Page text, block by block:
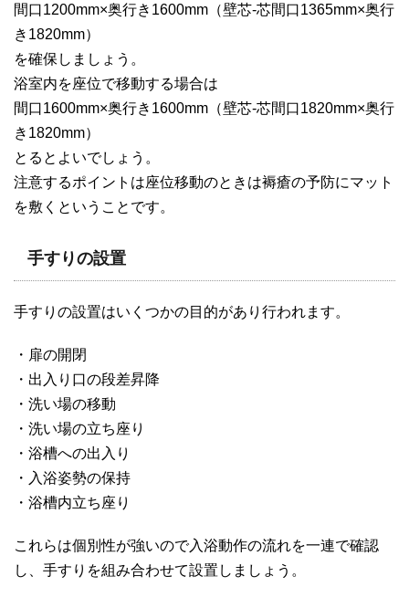
間口1200mm×奥行き1600mm（壁芯-芯間口1365mm×奥行
き1820mm）
を確保しましょう。
浴室内を座位で移動する場合は
間口1600mm×奥行き1600mm（壁芯-芯間口1820mm×奥行
き1820mm）
とるとよいでしょう。
注意するポイントは座位移動のときは褥瘡の予防にマット
を敷くということです。
手すりの設置
手すりの設置はいくつかの目的があり行われます。
・扉の開閉
・出入り口の段差昇降
・洗い場の移動
・洗い場の立ち座り
・浴槽への出入り
・入浴姿勢の保持
・浴槽内立ち座り
これらは個別性が強いので入浴動作の流れを一連で確認
し、手すりを組み合わせて設置しましょう。